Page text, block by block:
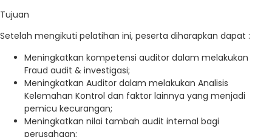
Tujuan
Setelah mengikuti pelatihan ini, peserta diharapkan dapat :
Meningkatkan kompetensi auditor dalam melakukan
Fraud audit & investigasi;
Meningkatkan Auditor dalam melakukan Analisis
Kelemahan Kontrol dan faktor lainnya yang menjadi
pemicu kecurangan;
Meningkatkan nilai tambah audit internal bagi
perusahaan;